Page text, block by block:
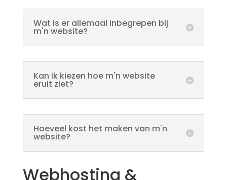
Wat is er allemaal inbegrepen bij
m'n website?
Kan ik kiezen hoe m'n website
eruit ziet?
Hoeveel kost het maken van m'n
website?
Webhosting &